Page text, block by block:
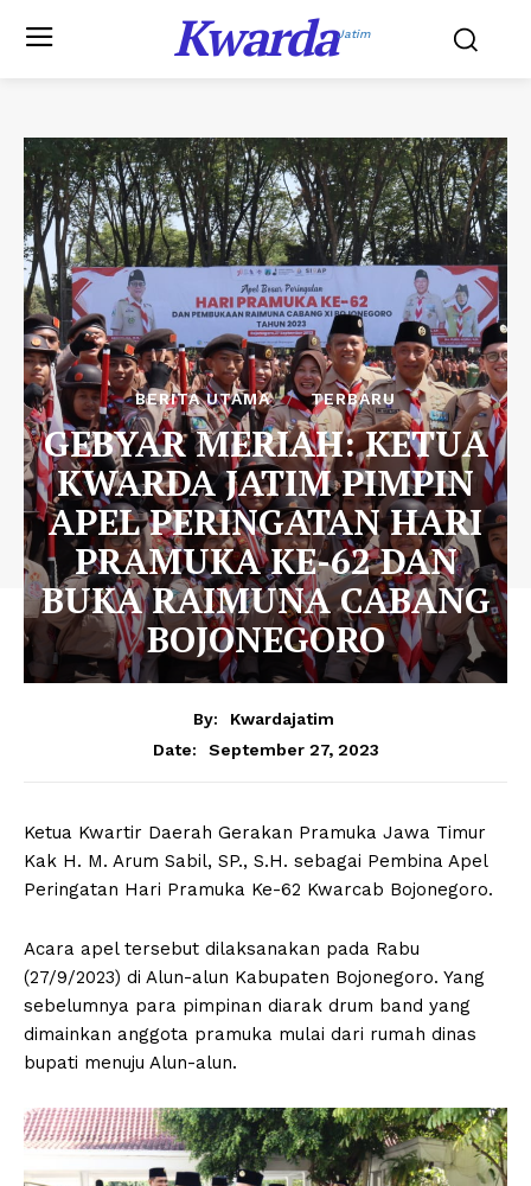
KwardaJatim
BERITA UTAMA TERBARU
GEBYAR MERIAH: KETUA
KWARDA JATIM PIMPIN
APEL PERINGATAN HARI
PRAMUKA KE-62 DAN
BUKA RAIMUNA CABANG
BOJONEGORO
By:
Kwardajatim
Date:
September 27, 2023
Ketua Kwartir Daerah Gerakan Pramuka Jawa Timur
Kak H. M. Arum Sabil, SP., S.H. sebagai Pembina Apel
Peringatan Hari Pramuka Ke-62 Kwarcab Bojonegoro.
Acara apel tersebut dilaksanakan pada Rabu
(27/9/2023) di Alun-alun Kabupaten Bojonegoro. Yang
sebelumnya para pimpinan diarak drum band yang
dimainkan anggota pramuka mulai dari rumah dinas
bupati menuju Alun-alun.